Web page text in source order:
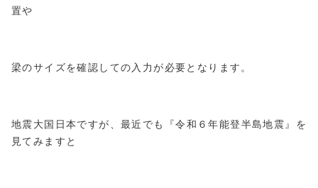
置や
梁のサイズを確認しての入力が必要となります。
地震大国日本ですが、最近でも『令和６年能登半島地震』を
見てみますと